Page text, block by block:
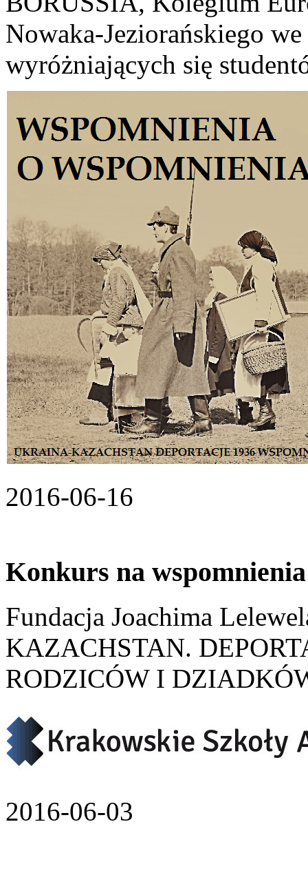
Nowaka-Jeziorańskiego we
wyróżniających się
2016-06-16
Konkurs na
Fundacja Joachima
KAZACHSTAN.
RODZICÓW I
2016-06-03